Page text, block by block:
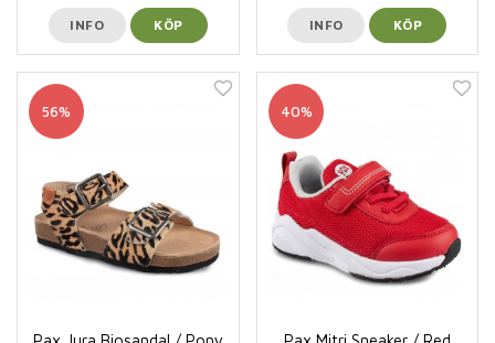
INFO KÖP INFO KÖP
56% 40%